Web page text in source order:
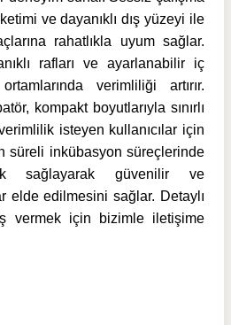
ve dayanıklı dış yüzeyi ile
rahatlıkla uyum sağlar.
rafları ve ayarlanabilir iç
verimliliği artırır.
kompakt boyutlarıyla sınırlı
isteyen kullanıcılar için
süreli inkübasyon süreçlerinde
sağlayarak güvenilir ve
elde edilmesini sağlar. Detaylı
vermek için bizimle iletişime